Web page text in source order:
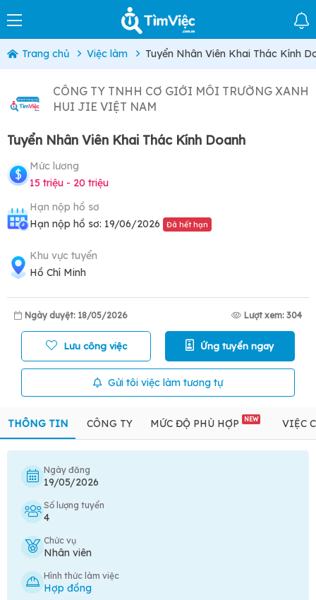
Trang chủ Việc làm Tuyển Nhân Viên Khai Thác Kính
CÔNG TY TNHH CƠ GIỚI MÔI TRƯỜNG XANH
HUI JIE VIỆT NAM
Tuyển Nhân Viên Khai Thác Kính Doanh
Mức lương
15 triệu - 20 triệu
Hạn nộp hồ sơ
Hạn nộp hồ sơ: 19/06/2026
Đã hết hạn
Khu vực tuyển
Hồ Chí Minh
Ngày duyệt: 18/05/2026 Lượt xem: 304
Lưu công việc Ứng tuyển ngay
Gửi tôi việc làm tương tự
THÔNG TIN CÔNG TY MỨC ĐỘ PHÙ HỢP NEW VIỆC
Ngày đăng
19/05/2026
Số lượng tuyển
4
Chức vụ
Nhân viên
Hình thức làm việc
Hợp đồng